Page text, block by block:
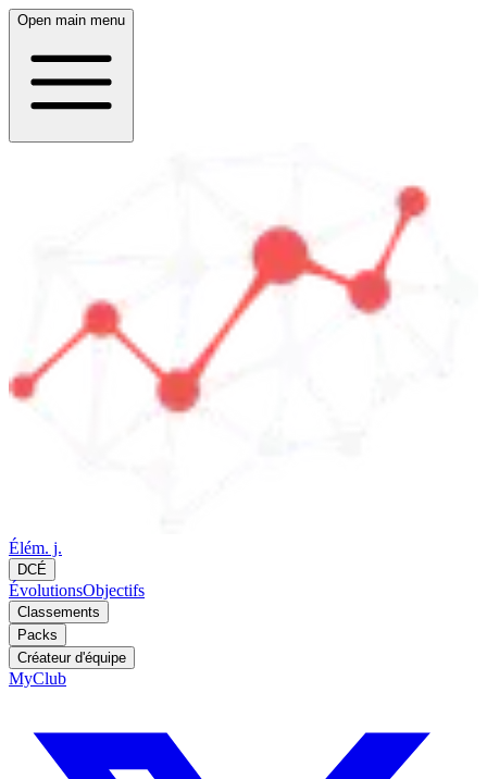
Open main menu
Élém. j.
DCÉ
ÉvolutionsObjectifs
Classements
Packs
Créateur d'équipe
MyClub